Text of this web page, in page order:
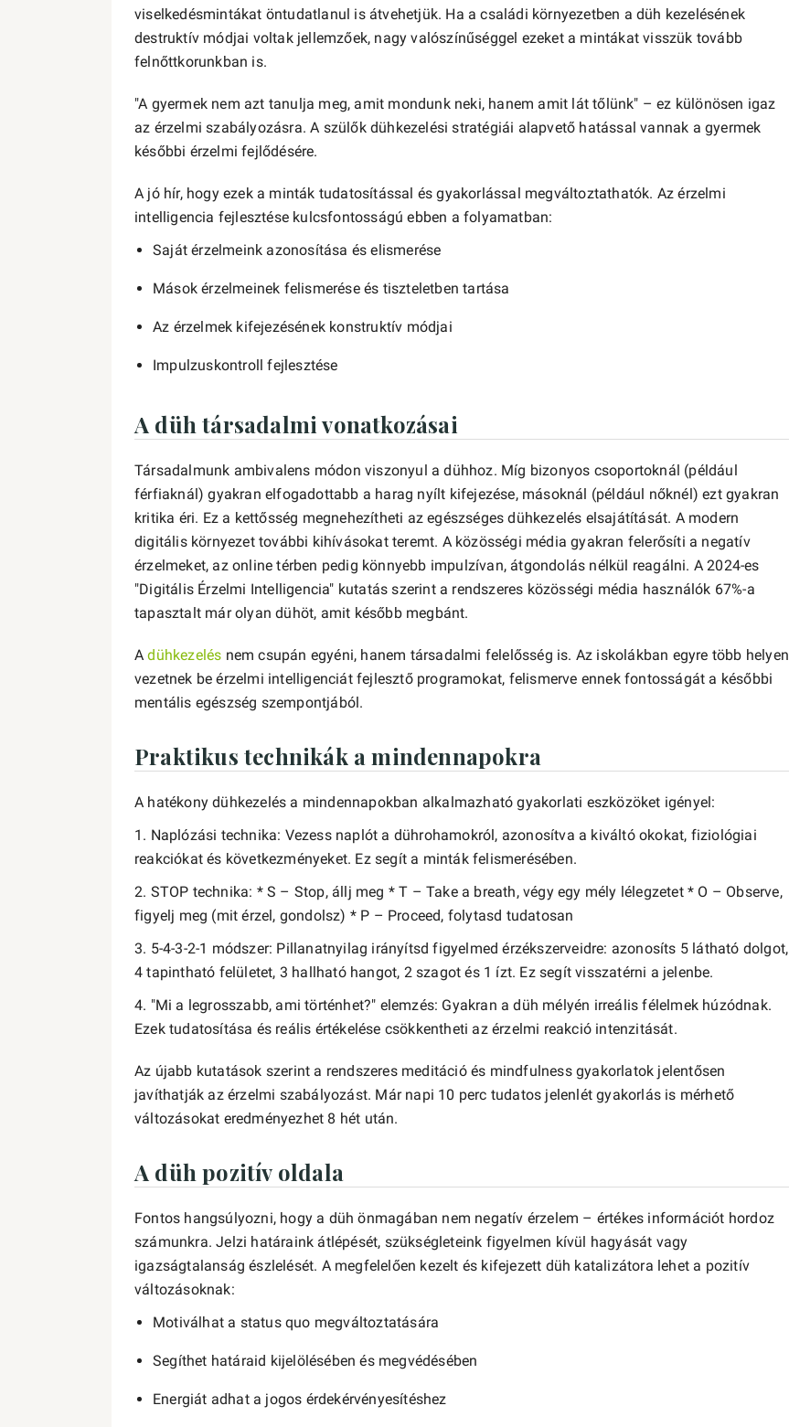
viselkedésmintákat öntudatlanul is átvehetjük. Ha a családi környezetben a düh kezelésének
destruktív módjai voltak jellemzőek, nagy valószínűséggel ezeket a mintákat visszük tovább
felnőttkorunkban is.
"A gyermek nem azt tanulja meg, amit mondunk neki, hanem amit lát tőlünk" – ez különösen igaz
az érzelmi szabályozásra. A szülők dühkezelési stratégiái alapvető hatással vannak a gyermek
későbbi érzelmi fejlődésére.
A jó hír, hogy ezek a minták tudatosítással és gyakorlással megváltoztathatók. Az érzelmi
intelligencia fejlesztése kulcsfontosságú ebben a folyamatban:
Saját érzelmeink azonosítása és elismerése
Mások érzelmeinek felismerése és tiszteletben tartása
Az érzelmek kifejezésének konstruktív módjai
Impulzuskontroll fejlesztése
A düh társadalmi vonatkozásai
Társadalmunk ambivalens módon viszonyul a dühhoz. Míg bizonyos csoportoknál (például
férfiaknál) gyakran elfogadottabb a harag nyílt kifejezése, másoknál (például nőknél) ezt gyakran
kritika éri. Ez a kettősség megnehezítheti az egészséges dühkezelés elsajátítását. A modern
digitális környezet további kihívásokat teremt. A közösségi média gyakran felerősíti a negatív
érzelmeket, az online térben pedig könnyebb impulzívan, átgondolás nélkül reagálni. A 2024-es
"Digitális Érzelmi Intelligencia" kutatás szerint a rendszeres közösségi média használók 67%-a
tapasztalt már olyan dühöt, amit később megbánt.
Adühkezelés nem csupán egyéni, hanem társadalmi felelősség is. Az iskolákban egyre több helyen
vezetnek be érzelmi intelligenciát fejlesztő programokat, felismerve ennek fontosságát a későbbi
mentális egészség szempontjából.
Praktikus technikák a mindennapokra
A hatékony dühkezelés a mindennapokban alkalmazható gyakorlati eszközöket igényel:
1. Naplózási technika: Vezess naplót a dührohamokról, azonosítva a kiváltó okokat, fiziológiai
reakciókat és következményeket. Ez segít a minták felismerésében.
2. STOP technika: * S – Stop, állj meg * T – Take a breath, végy egy mély lélegzetet * O – Observe,
figyelj meg (mit érzel, gondolsz) * P – Proceed, folytasd tudatosan
3. 5-4-3-2-1 módszer: Pillanatnyilag irányítsd figyelmed érzékszerveidre: azonosíts 5 látható dolgot,
4 tapintható felületet, 3 hallható hangot, 2 szagot és 1 ízt. Ez segít visszatérni a jelenbe.
4. "Mi a legrosszabb, ami történhet?" elemzés: Gyakran a düh mélyén irreális félelmek húzódnak.
Ezek tudatosítása és reális értékelése csökkentheti az érzelmi reakció intenzitását.
Az újabb kutatások szerint a rendszeres meditáció és mindfulness gyakorlatok jelentősen
javíthatják az érzelmi szabályozást. Már napi 10 perc tudatos jelenlét gyakorlás is mérhető
változásokat eredményezhet 8 hét után.
A düh pozitív oldala
Fontos hangsúlyozni, hogy a düh önmagában nem negatív érzelem – értékes információt hordoz
számunkra. Jelzi határaink átlépését, szükségleteink figyelmen kívül hagyását vagy
igazságtalanság észlelését. A megfelelően kezelt és kifejezett düh katalizátora lehet a pozitív
változásoknak:
Motiválhat a status quo megváltoztatására
Segíthet határaid kijelölésében és megvédésében
Energiát adhat a jogos érdekérvényesítéshez